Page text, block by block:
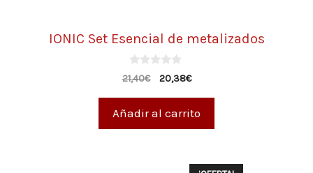
IONIC Set Esencial de metalizados
0
d
21,40€ 20,38€
Añadir al carrito